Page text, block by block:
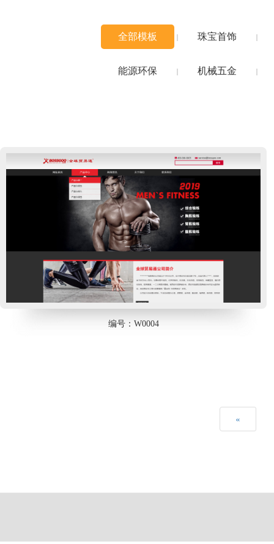
全部模板 珠宝首饰
能源环保 机械五金
编号：W0004
«